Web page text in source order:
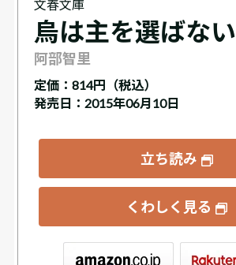
文春文庫
烏は主を選ばない
阿部智里
定価： 814円（税込）
発売日：2015年06月10日
立ち読み
くわしく見る